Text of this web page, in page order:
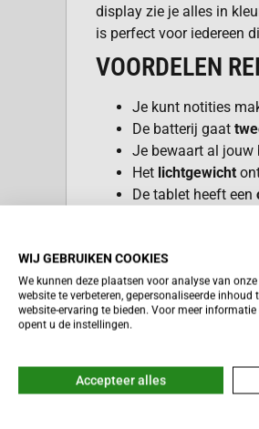
display zie je alles in
is perfect voor iedereen
VOORDELEN
Je kunt notities
De batterij gaat
Je bewaart al jouw
Het lichtgewicht
De tablet heeft een
UNIEK
inktdeeltjes. Dit zorgt
je prettig. Het reflecteert
WIJ GEBRUIKEN COOKIES
We kunnen deze plaatsen voor analyse van
website te verbeteren, gepersonaliseerde inhoud
website-ervaring te bieden. Voor meer
opent u de instellingen.
Accepteer alles